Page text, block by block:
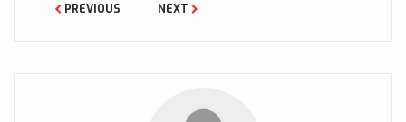
PREVIOUS NEXT